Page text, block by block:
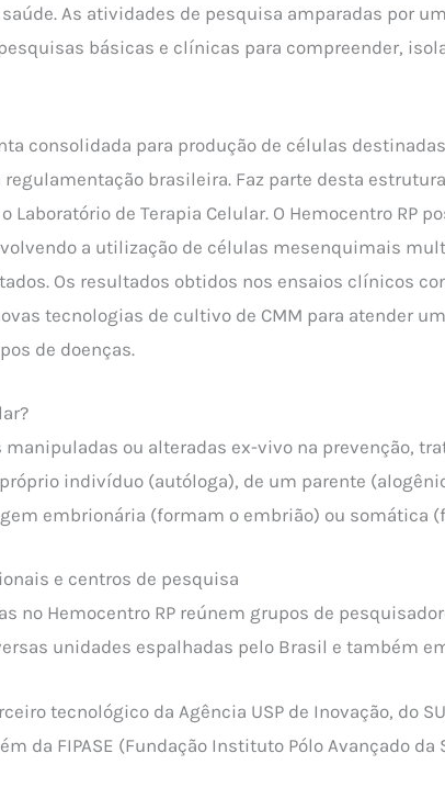
saúde. As atividades de pesquisa amparadas por
básicas e clínicas para compreender,
consolidada para produção de células
brasileira. Faz parte desta
Laboratório de Terapia Celular. O Hemocentro RP
a utilização de células mesenquimais
Os resultados obtidos nos ensaios clínicos
tecnologias de cultivo de CMM para atender
de doenças.
ou alteradas ex-vivo na prevenção,
indivíduo (autóloga), de um parente
embrionária (formam o embrião) ou somática
e centros de pesquisa
no Hemocentro RP reúnem grupos de
unidades espalhadas pelo Brasil e também
tecnológico da Agência USP de Inovação, do
da FIPASE (Fundação Instituto Pólo Avançado da